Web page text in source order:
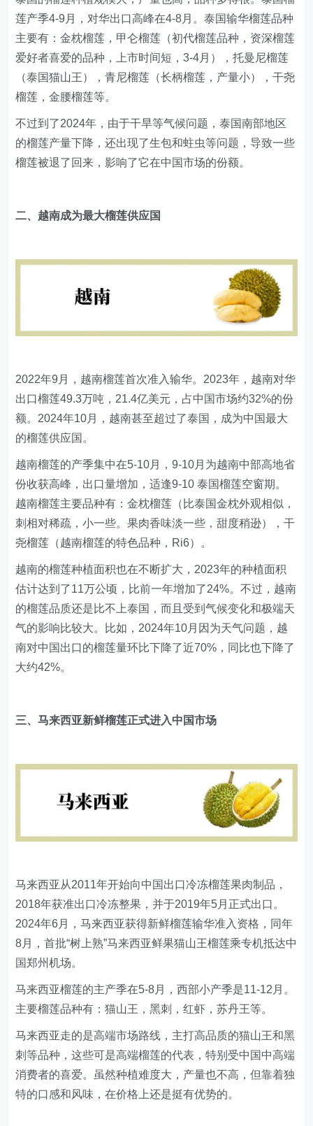
莲产季4-9月，对华出口高峰在4-8月。泰国输华榴莲品种
主要有：金枕榴莲，甲仑榴莲（初代榴莲品种，资深榴莲
爱好者喜爱的品种，上市时间短，3-4月），托曼尼榴莲
（泰国猫山王），青尼榴莲（长柄榴莲，产量小），干尧
榴莲，金腰榴莲等。
不过到了2024年，由于干旱等气候问题，泰国南部地区
的榴莲产量下降，还出现了生包和蛀虫等问题，导致一些
榴莲被退了回来，影响了它在中国市场的份额。
二、越南成为最大榴莲供应国
2022年9月，越南榴莲首次准入输华。2023年，越南对华
出口榴莲49.3万吨，21.4亿美元，占中国市场约32%的份
额。2024年10月，越南甚至超过了泰国，成为中国最大
的榴莲供应国。
越南榴莲的产季集中在5-10月，9-10月为越南中部高地省
份收获高峰，出口量增加，适逢9-10 泰国榴莲空窗期。
越南榴莲主要品种有：金枕榴莲（比泰国金枕外观相似，
刺相对稀疏，小一些。果肉香味淡一些，甜度稍逊），干
尧榴莲（越南榴莲的特色品种，Ri6）。
越南的榴莲种植面积也在不断扩大，2023年的种植面积
估计达到了11万公顷，比前一年增加了24%。不过，越南
的榴莲品质还是比不上泰国，而且受到气候变化和极端天
气的影响比较大。比如，2024年10月因为天气问题，越
南对中国出口的榴莲量环比下降了近70%，同比也下降了
大约42%。
三、马来西亚新鲜榴莲正式进入中国市场
马来西亚从2011年开始向中国出口冷冻榴莲果肉制品，
2018年获准出口冷冻整果，并于2019年5月正式出口。
2024年6月，马来西亚获得新鲜榴莲输华准入资格，同年
8月，首批“树上熟”马来西亚鲜果猫山王榴莲乘专机抵达中
国郑州机场。
马来西亚榴莲的主产季在5-8月，西部小产季是11-12月。
主要榴莲品种有：猫山王，黑刺，红虾，苏丹王等。
马来西亚走的是高端市场路线，主打高品质的猫山王和黑
刺等品种，这些可是高端榴莲的代表，特别受中国中高端
消费者的喜爱。虽然种植难度大，产量也不高，但靠着独
特的口感和风味，在价格上还是挺有优势的。